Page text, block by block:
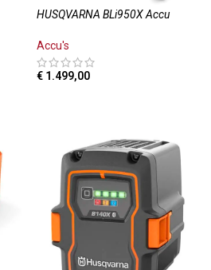
HUSQVARNA BLi950X Accu
Accu's
€ 1.499,00